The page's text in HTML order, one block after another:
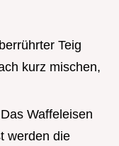
Teig
kurz mischen,
Das Waffeleisen
werden die